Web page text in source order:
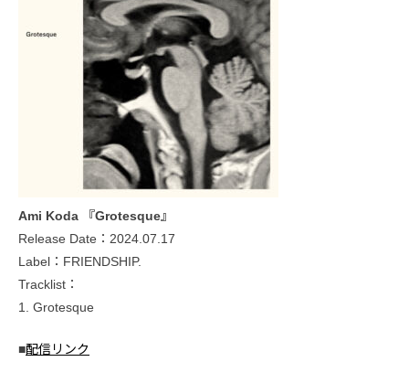
Ami Koda 『Grotesque』
Release Date：2024.07.17
Label：FRIENDSHIP.
Tracklist：
1. Grotesque
■配信リンク